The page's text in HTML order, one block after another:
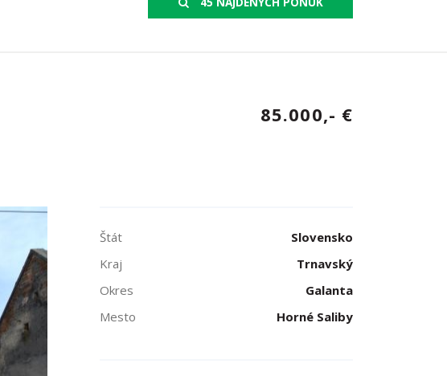
85.000,- €
Štát
Slovensko
Kraj
Trnavský
Okres
Galanta
Mesto
Horné Saliby